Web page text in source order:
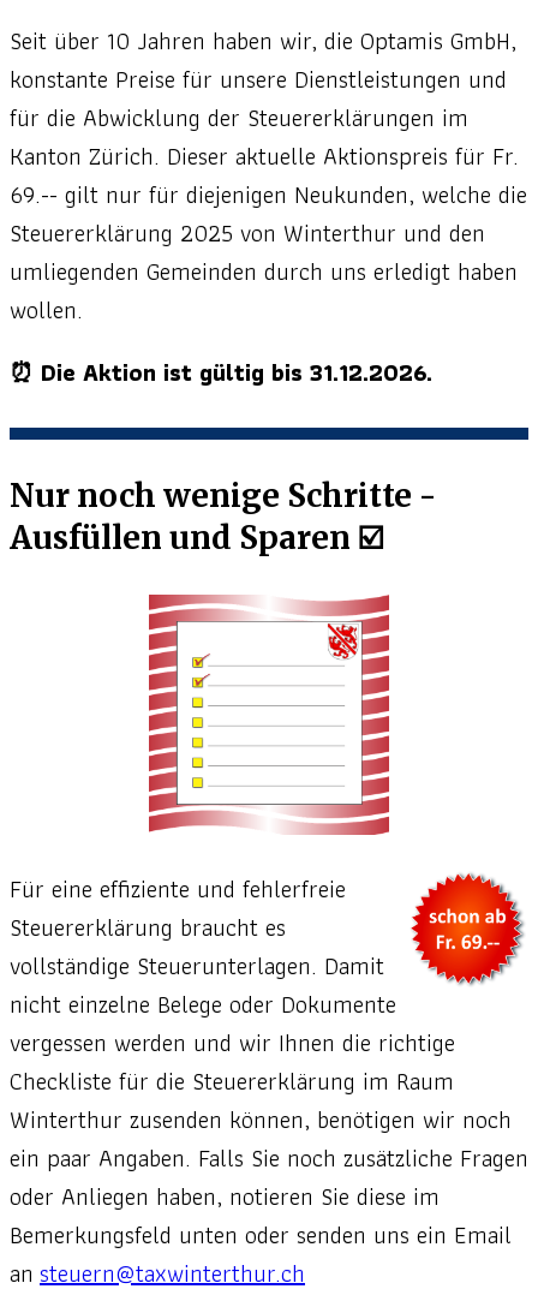
Seit über 10 Jahren haben wir, die Optamis GmbH,
konstante Preise für unsere Dienstleistungen und
für die Abwicklung der Steuererklärungen im
Kanton Zürich. Dieser aktuelle Aktionspreis für Fr.
69.-- gilt nur für diejenigen Neukunden, welche die
Steuererklärung 2025 von Winterthur und den
umliegenden Gemeinden durch uns erledigt haben
wollen.
⏰ Die Aktion ist gültig bis 31.12.2026.
Nur noch wenige Schritte -
Ausfüllen und Sparen ☑️
Für eine effiziente und fehlerfreie
Steuererklärung braucht es
vollständige Steuerunterlagen. Damit
nicht einzelne Belege oder Dokumente
vergessen werden und wir Ihnen die richtige
Checkliste für die Steuererklärung im Raum
Winterthur zusenden können, benötigen wir noch
ein paar Angaben. Falls Sie noch zusätzliche Fragen
oder Anliegen haben, notieren Sie diese im
Bemerkungsfeld unten oder senden uns ein Email
an steuern@taxwinterthur.ch